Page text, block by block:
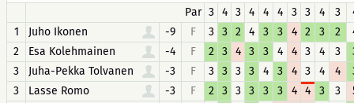
Par 3 4 3 4 4 4 3 3 4 3
1
Juho Ikonen -9 F 3 3 2 4 3 3 4 2 3 2
2
Esa Kolehmainen -4 F 2 3 4 3 3 4 4 3 4 3
3
Juha-Pekka Tolvanen -3 F 3 3 3 3 4 3 4 3 4 4
3
Lasse Romo -3 F 2 3 3 3 3 3 4 4 3 3